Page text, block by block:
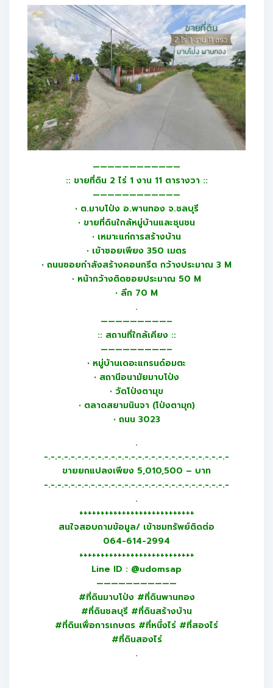
————————————
:: ขายที่ดิน 2 ไร่ 1 งาน 11 ตารางวา ::
————————————
• ต.มาบโป่ง อ.พานทอง จ.ชลบุรี
• ขายที่ดินใกล้หมู่บ้านและชุนชน
• เหมาะแก่การสร้างบ้าน
• เข้าซอยเพียง 350 เมตร
• ถนนซอยกำลังสร้างคอนกรีต กว้างประมาณ 3 M
• หน้ากว้างติดซอยประมาณ 50 M
• ลึก 70 M
.
—————————–
:: สถานที่ใกล้เคียง ::
—————————–
• หมู่บ้านเดอะแกรนด์อมตะ
• สถานีอนามัยมาบโป่ง
• วัดโป่งตามุข
• ตลาดสยามนินจา (โป่งตามุก)
• ถนน 3023
.
-.-.-.-.-.-.-.-.-.-.-.-.-.-.-.-.-.-.-.-.-.-.-.-.-.-.-.-
ขายยกแปลงเพียง 5,010,500 – บาท
-.-.-.-.-.-.-.-.-.-.-.-.-.-.-.-.-.-.-.-.-.-.-.-.-.-.-.-
.
+++++++++++++++++++++++++++
สนใจสอบถามข้อมูล/ เข้าชมทรัพย์ติดต่อ
064-614-2994
+++++++++++++++++++++++++++
Line ID : @udomsap
———————————
#ที่ดินมาบโป่ง #ที่ดินพานทอง
#ที่ดินชลบุรี #ที่ดินสร้างบ้าน
#ที่ดินเพื่อการเกษตร #ที่หนึ่งไร่ #ที่สองไร่
#ที่ดินสองไร่
.